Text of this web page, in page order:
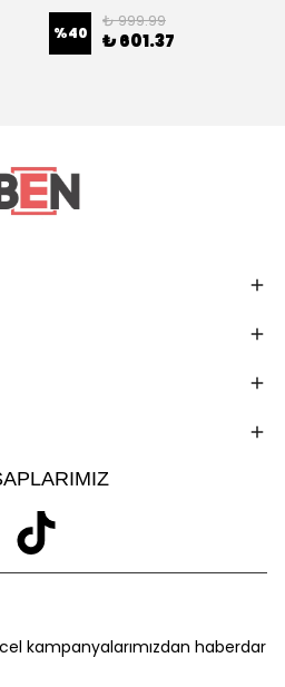
%40
₺ 999.99
₺ 601.37
kampanyalarımızdan haberdar